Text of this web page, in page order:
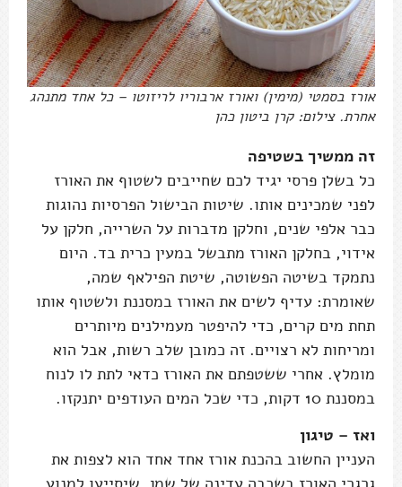
אורז בסמטי (מימין) ואורז ארבוריו לריזוטו – כל אחד מתנהג
אחרת. צילום: קרן ביטון כהן
זה ממשיך בשטיפה
כל בשלן פרסי יגיד לכם שחייבים לשטוף את האורז
לפני שמכינים אותו. שיטות הבישול הפרסיות נהוגות
כבר אלפי שנים, וחלקן מדברות על השרייה, חלקן על
אידוי, בחלקן האורז מתבשל במעין כרית בד. היום
נתמקד בשיטה הפשוטה, שיטת הפילאף שמה,
שאומרת: עדיף לשים את האורז במסננת ולשטוף אותו
תחת מים קרים, כדי להיפטר מעמילנים מיותרים
ומריחות לא רצויים. זה כמובן שלב רשות, אבל הוא
מומלץ. אחרי ששטפתם את האורז כדאי לתת לו לנוח
במסננת 10 דקות, כדי שכל המים העודפים יתנקזו.
ואז – טיגון
העניין החשוב בהכנת אורז אחד אחד הוא לצפות את